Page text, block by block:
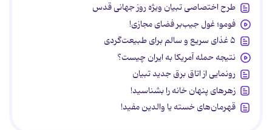
طرح اختصاصی تبیان ویژه روز جهانی قدس
فومو؛ غول جیب‌بر فضای مجازی!
۵ غذای سریع و سالم برای طبیعت‌گردی
نتیجه حمله آمریکا به ایران چیست؟
رونمایی از اتاق برق جدید تبیان
زهرهای پنهان خانه را بشناسید!
قهرمان‌های خسته یا والدین مفید!